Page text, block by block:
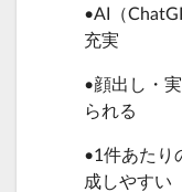
•AI（
充実
•顔出し・
られる
•1件あたり
成しやすい